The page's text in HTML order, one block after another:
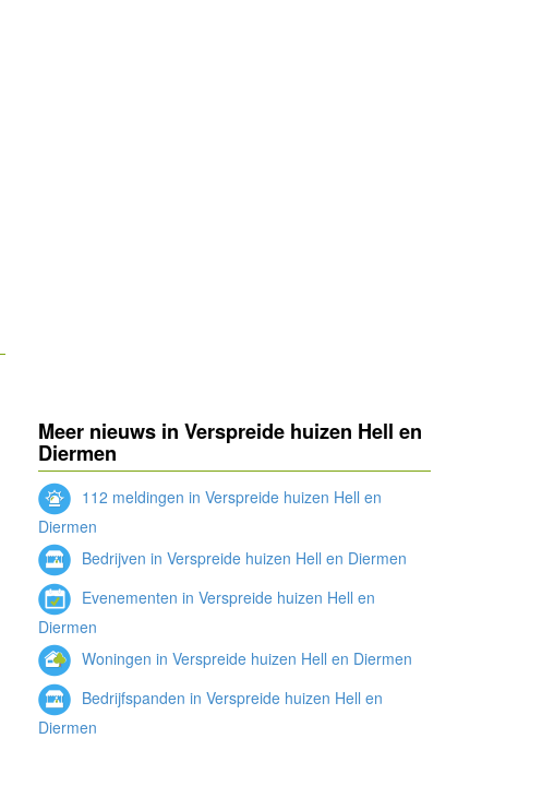
Meer nieuws in Verspreide huizen Hell en
Diermen
112 meldingen in Verspreide huizen Hell en
Diermen
Bedrijven in Verspreide huizen Hell en Diermen
Evenementen in Verspreide huizen Hell en
Diermen
Woningen in Verspreide huizen Hell en Diermen
Bedrijfspanden in Verspreide huizen Hell en
Diermen